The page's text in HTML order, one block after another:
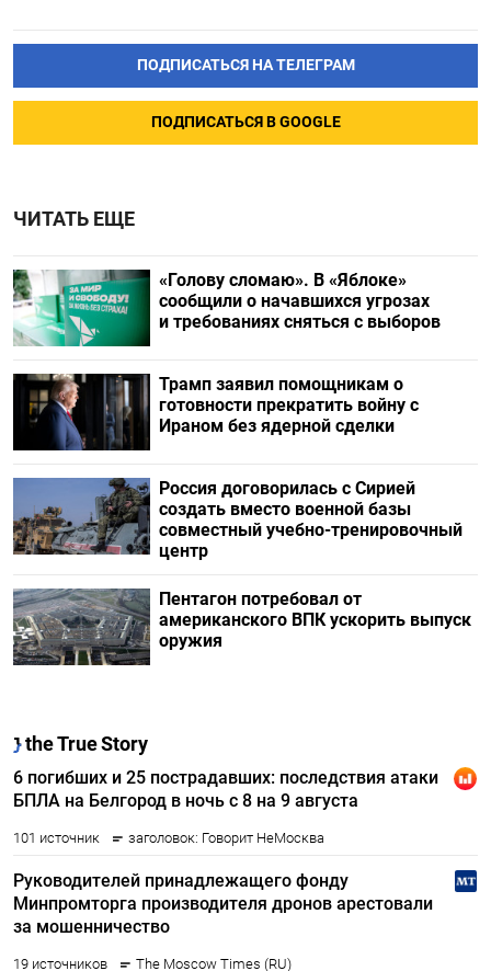
ПОДПИСАТЬСЯ НА ТЕЛЕГРАМ
ПОДПИСАТЬСЯ В GOOGLE
ЧИТАТЬ ЕЩЕ
«Голову сломаю». В «Яблоке»
сообщили о начавшихся угрозах
и требованиях сняться с выборов
Трамп заявил помощникам о
готовности прекратить войну с
Ираном без ядерной сделки
Россия договорилась с Сирией
создать вместо военной базы
совместный учебно-тренировочный
центр
Пентагон потребовал от
американского ВПК ускорить выпуск
оружия